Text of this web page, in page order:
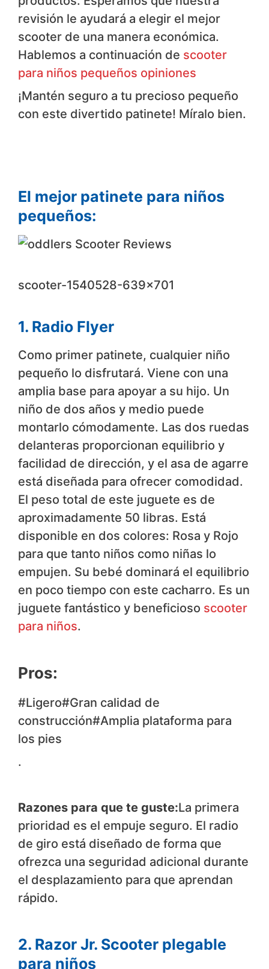
revisión le ayudará a elegir el mejor
scooter de una manera económica.
Hablemos a continuación de scooter
para niños pequeños opiniones
¡Mantén seguro a tu precioso pequeño
con este divertido patinete! Míralo bien.
El mejor patinete para niños
pequeños:
scooter-1540528-639×701
1. Radio Flyer
Como primer patinete, cualquier niño
pequeño lo disfrutará. Viene con una
amplia base para apoyar a su hijo. Un
niño de dos años y medio puede
montarlo cómodamente. Las dos ruedas
delanteras proporcionan equilibrio y
facilidad de dirección, y el asa de agarre
está diseñada para ofrecer comodidad.
El peso total de este juguete es de
aproximadamente 50 libras. Está
disponible en dos colores: Rosa y Rojo
para que tanto niños como niñas lo
empujen. Su bebé dominará el equilibrio
en poco tiempo con este cacharro. Es un
juguete fantástico y beneficioso scooter
para niños.
Pros:
#Ligero#Gran calidad de
construcción#Amplia plataforma para
los pies
.
Razones para que te guste:La primera
prioridad es el empuje seguro. El radio
de giro está diseñado de forma que
ofrezca una seguridad adicional durante
el desplazamiento para que aprendan
rápido.
2. Razor Jr. Scooter plegable
para niños